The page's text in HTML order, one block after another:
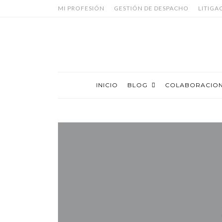
MI PROFESIÓN GESTIÓN DE DESPACHO
INICIO BLOG